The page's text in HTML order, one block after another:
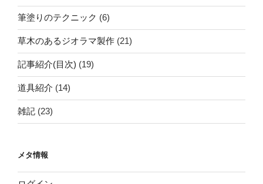
筆塗りのテクニック (6)
草木のあるジオラマ製作 (21)
記事紹介(目次) (19)
道具紹介 (14)
雑記 (23)
メタ情報